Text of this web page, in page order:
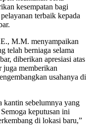
kesempatan bagi
terbaik kepada
M.M. menyampaikan
telah berniaga selama
diberikan apresiasi atas
juga memberikan
usahanya di
kantin sebelumnya yang
keputusan ini
di lokasi baru,”